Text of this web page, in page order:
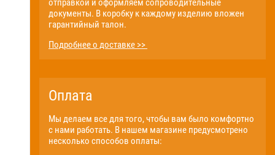
отправкой и оформляем сопроводительные
документы. В коробку к каждому изделию вложен
гарантийный талон.
Подробнее о доставке >>
Оплата
Мы делаем все для того, чтобы вам было комфортно
с нами работать. В нашем магазине предусмотрено
несколько способов оплаты: